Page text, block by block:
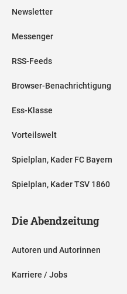
Newsletter
Messenger
RSS-Feeds
Browser-Benachrichtigung
Ess-Klasse
Vorteilswelt
Spielplan, Kader FC Bayern
Spielplan, Kader TSV 1860
Die Abendzeitung
Autoren und Autorinnen
Karriere / Jobs